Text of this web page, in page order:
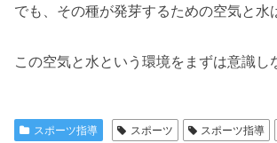
でも、その種が発芽するための空気と水
この空気と水という環境をまずは意識し
スポーツ指導 スポーツ スポーツ指導